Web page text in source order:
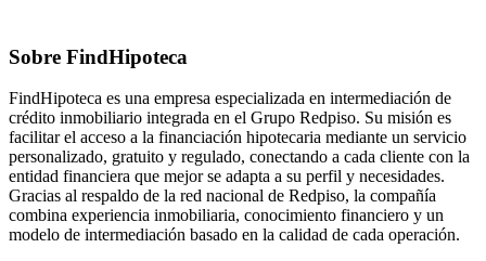
Sobre FindHipoteca
FindHipoteca es una empresa especializada en intermediación de
crédito inmobiliario integrada en el Grupo Redpiso. Su misión es
facilitar el acceso a la financiación hipotecaria mediante un servicio
personalizado, gratuito y regulado, conectando a cada cliente con la
entidad financiera que mejor se adapta a su perfil y necesidades.
Gracias al respaldo de la red nacional de Redpiso, la compañía
combina experiencia inmobiliaria, conocimiento financiero y un
modelo de intermediación basado en la calidad de cada operación.